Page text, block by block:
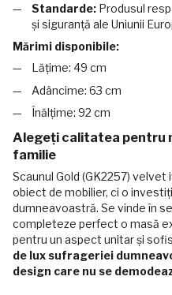
Standarde: Produsul
și siguranță ale Uniunii
Mărimi disponibile:
Lățime: 49 cm
Adâncime: 63 cm
Înălțime: 92 cm
Alegeți calitatea pentru
familie
Scaunul Gold (GK2257)
obiect de mobilier, ci o
dumneavoastră. Se vinde în
completeze perfect o masă
pentru un aspect unitar și
de lux sufrageriei
design care nu se